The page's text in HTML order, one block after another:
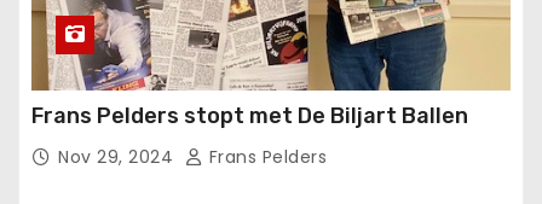
Frans Pelders stopt met De Biljart Ballen
Nov 29, 2024 Frans Pelders